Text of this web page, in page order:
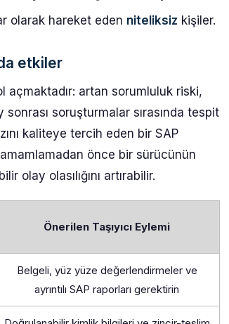
olarak hareket eden niteliksiz kişiler.
etkiler
açmaktadır: artan sorumluluk riski,
soruşturmalar sırasında tespit
kaliteye tercih eden bir SAP
önce bir sürücünün
olay olasılığını artırabilir.
Önerilen Taşıyıcı Eylemi
Belgeli, yüz yüze değerlendirmeler ve
ayrıntılı SAP raporları gerektirin